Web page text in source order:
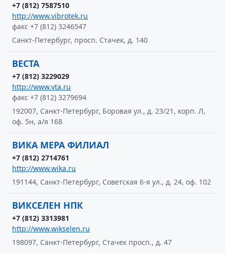
+7 (812) 7587510
http://www.vibrotek.ru
факс +7 (812) 3246547
Санкт-Петербург, просп. Стачек, д. 140
ВЕСТА
+7 (812) 3229029
http://www.vta.ru
факс +7 (812) 3279694
192007, Санкт-Петербург, Боровая ул., д. 23/21, корп. Л,
оф. 5н, а/я 168
ВИКА МЕРА ФИЛИАЛ
+7 (812) 2714761
http://www.wika.ru
191144, Санкт-Петербург, Советская 6-я ул., д. 24, оф. 102
ВИКСЕЛЕН НПК
+7 (812) 3313981
http://www.wikselen.ru
198097, Санкт-Петербург, Стачек просп., д. 47